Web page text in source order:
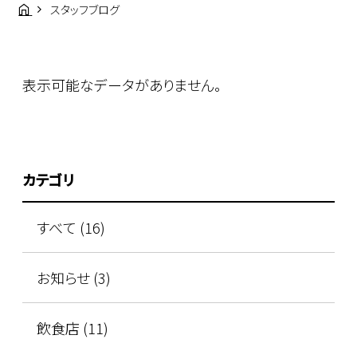
スタッフブログ
表示可能なデータがありません。
カテゴリ
すべて (16)
お知らせ (3)
飲食店 (11)